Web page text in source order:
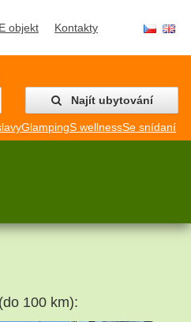
objekt Kontakty
Najít ubytování
GlampingS wellnessSe snídaní
100 km):